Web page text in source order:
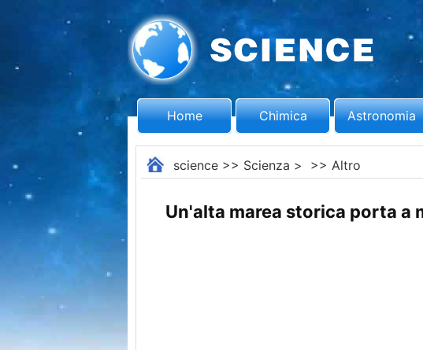
Home Chimica Astronomia
science>> Scienza > >> Altro
Un'alta marea storica porta a